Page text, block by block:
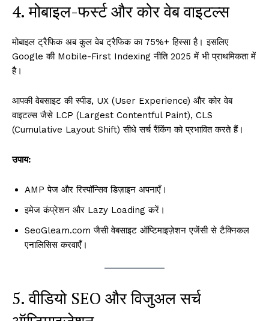
4. मोबाइल-फर्स्ट और कोर वेब वाइटल्स
मोबाइल ट्रैफिक अब कुल वेब ट्रैफिक का 75%+ हिस्सा है। इसलिए
Google की Mobile-First Indexing नीति 2025 में भी प्राथमिकता में
है।
आपकी वेबसाइट की स्पीड, UX (User Experience) और कोर वेब
वाइटल्स जैसे LCP (Largest Contentful Paint), CLS
(Cumulative Layout Shift) सीधे सर्च रैंकिंग को प्रभावित करते हैं।
उपाय:
AMP पेज और रिस्पॉन्सिव डिज़ाइन अपनाएँ।
इमेज कंप्रेशन और Lazy Loading करें।
SeoGleam.com जैसी वेबसाइट ऑप्टिमाइज़ेशन एजेंसी से टैक्निकल
एनालिसिस करवाएँ।
5. वीडियो SEO और विजुअल सर्च